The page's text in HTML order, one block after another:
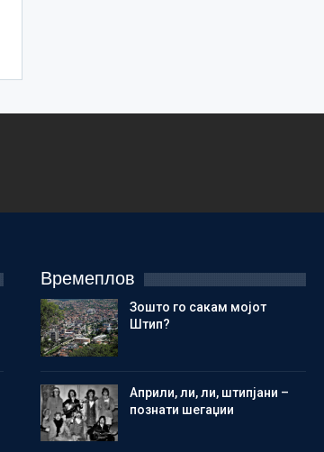
Времеплов
Зошто го сакам мојот
Штип?
Aприли, ли, ли, штипјани –
познати шегаџии